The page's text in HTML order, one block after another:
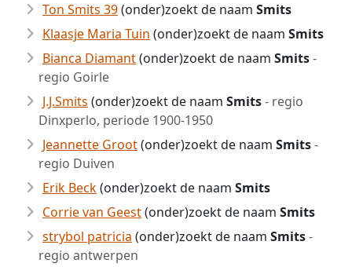
Ton Smits 39(onder)zoekt de naam Smits
Klaasje Maria Tuin (onder)zoekt de naam Smits
Bianca Diamant(onder)zoekt de naam Smits-
regio Goirle
J.J.Smits (onder)zoekt de naam Smits- regio
Dinxperlo, periode 1900-1950
Jeannette Groot(onder)zoekt de naam Smits-
regio Duiven
Erik Beck(onder)zoekt de naam Smits
Corrie van Geest(onder)zoekt de naam Smits
strybol patricia (onder)zoekt de naam Smits-
regio antwerpen